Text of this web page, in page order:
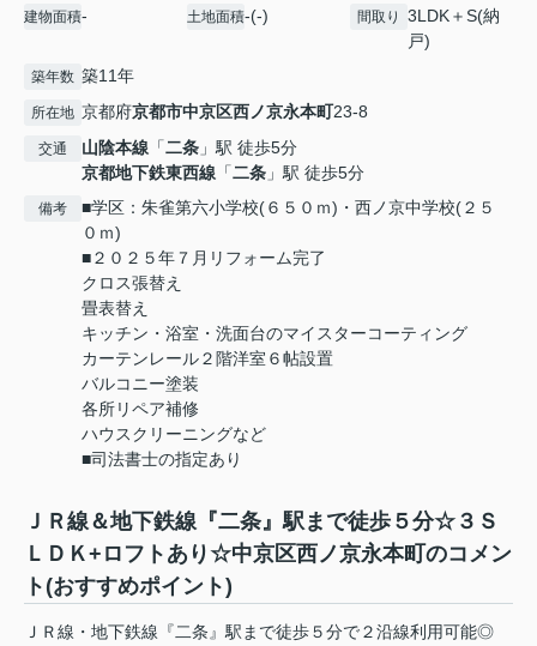
建物面積- 土地面積-(-) 間取り
3LDK＋S(納
戸)
築年数 築11年
所在地 京都府京都市中京区西ノ京永本町23-8
交通 山陰本線 「二条 」駅 徒歩5分
京都地下鉄東西線 「二条 」駅 徒歩5分
備考
■学区：朱雀第六小学校(６５０ｍ)・西ノ京中学校(２５
０ｍ)
■２０２５年７月リフォーム完了
クロス張替え
畳表替え
キッチン・浴室・洗面台のマイスターコーティング
カーテンレール２階洋室６帖設置
バルコニー塗装
各所リペア補修
ハウスクリーニングなど
■司法書士の指定あり
ＪＲ線＆地下鉄線『二条』駅まで徒歩５分☆３Ｓ
ＬＤＫ+ロフトあり☆中京区西ノ京永本町のコメン
ト(おすすめポイント)
ＪＲ線・地下鉄線『二条』駅まで徒歩５分で２沿線利用可能◎